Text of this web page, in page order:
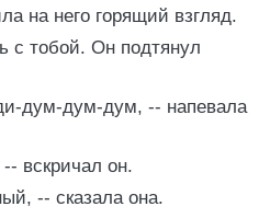
на него горящий взгляд.
с тобой. Он подтянул
дум-дум-дум, -- напевала
вскричал он.
-- сказала она.